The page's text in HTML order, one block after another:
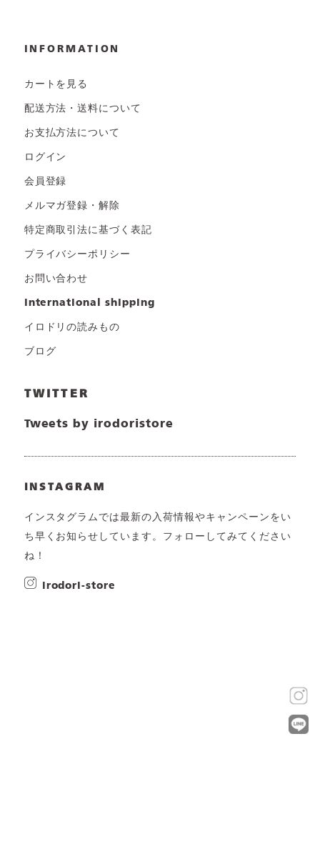
INFORMATION
カートを見る
配送方法・送料について
お支払方法について
ログイン
会員登録
メルマガ登録・解除
特定商取引法に基づく表記
プライバシーポリシー
お問い合わせ
international shipping
イロドリの読みもの
ブログ
TWITTER
Tweets by irodoristore
INSTAGRAM
インスタグラムでは最新の入荷情報やキャンペーンをい
ち早くお知らせしています。フォローしてみてください
ね！
irodori-store